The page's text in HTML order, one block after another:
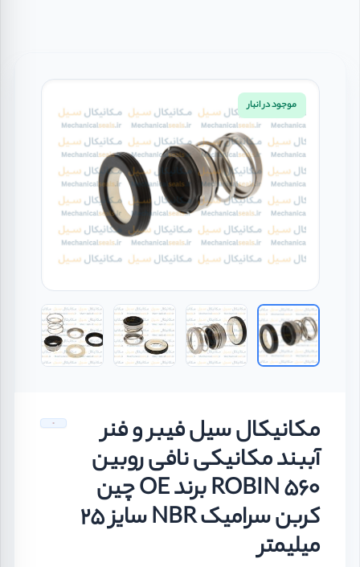
موجود در انبار
مکانیکال سیل فیبر و فنر
آببند مکانیکی نافی روبین
ROBIN 560 برند OE چین
کربن سرامیک NBR سایز 25
میلیمتر